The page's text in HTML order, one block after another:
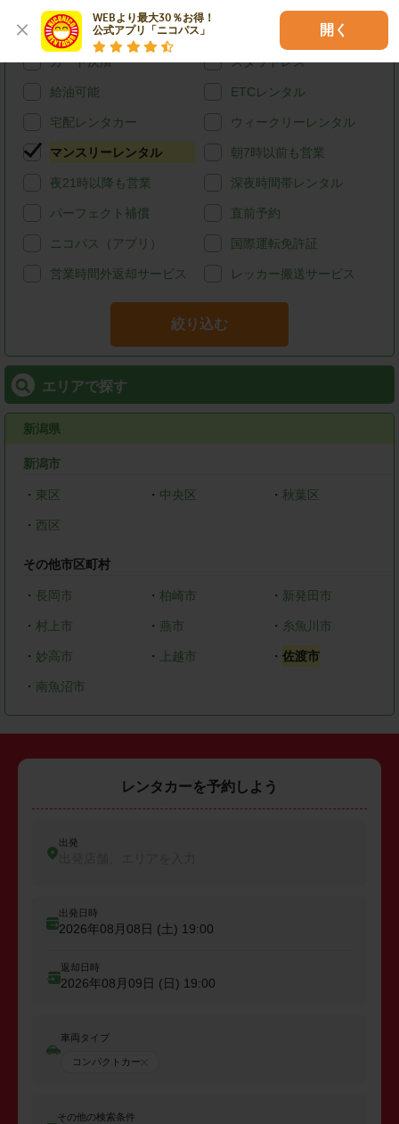
WEBより最大30％お得！
公式アプリ「ニコパス」
開く
ハイブリッド
カード決済 スタッドレス
給油可能 ETCレンタル
宅配レンタカー ウィークリーレンタル
マンスリーレンタル 朝7時以前も営業
夜21時以降も営業 深夜時間帯レンタル
パーフェクト補償 直前予約
ニコパス（アプリ） 国際運転免許証
営業時間外返却サービス レッカー搬送サービス
絞り込む
エリアで探す
新潟県
新潟市
・ 東区 ・ 中央区 ・ 秋葉区
・ 西区
その他市区町村
・ 長岡市 ・ 柏崎市 ・ 新発田市
・ 村上市 ・ 燕市 ・ 糸魚川市
・ 妙高市 ・ 上越市 ・佐渡市
・ 南魚沼市
レンタカーを予約しよう
出発
出発日時
2026年08月08日 (土) 19:00
返却日時
2026年08月09日 (日) 19:00
車両タイプ
コンパクトカー
その他の検索条件